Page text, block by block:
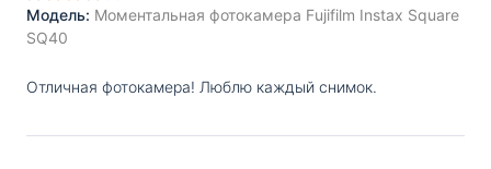
Модель: Моментальная фотокамера Fujifilm Instax Square
SQ40
Отличная фотокамера! Люблю каждый снимок.